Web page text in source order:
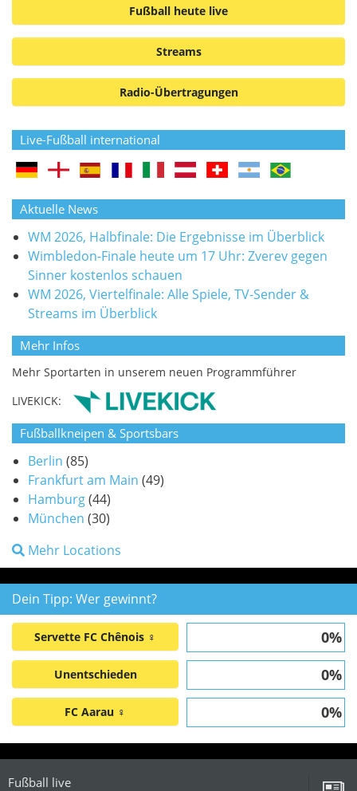
Fußball heute live
Streams
Radio-Übertragungen
Live-Fußball international
Aktuelle News
WM 2026, Halbfinale: Die Ergebnisse im Überblick
Wimbledon-Finale heute um 17 Uhr: Zverev gegen
Sinner kostenlos schauen
WM 2026, Viertelfinale: Alle Spiele, TV-Sender &
Streams im Überblick
Mehr Infos
Mehr Sportarten in unserem neuen Programmführer
LIVEKICK:
Fußballkneipen & Sportsbars
Berlin (85)
Frankfurt am Main (49)
Hamburg(44)
München (30)
Mehr Locations
Dein Tipp: Wer gewinnt?
Servette FC Chênois ♀ 0%
Unentschieden 0%
FC Aarau ♀ 0%
Fußball live